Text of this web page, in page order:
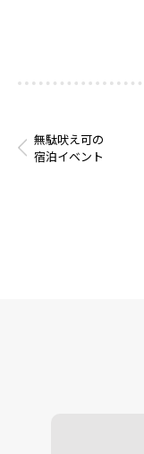
無駄吠え可の
宿泊イベント